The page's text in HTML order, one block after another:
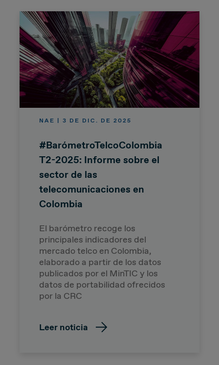
NAE | 3 DE DIC. DE 2025
#BarómetroTelcoColombia
T2-2025: Informe sobre el
sector de las
telecomunicaciones en
Colombia
El barómetro recoge los
principales indicadores del
mercado telco en Colombia,
elaborado a partir de los datos
publicados por el MinTIC y los
datos de portabilidad ofrecidos
por la CRC
Leer noticia